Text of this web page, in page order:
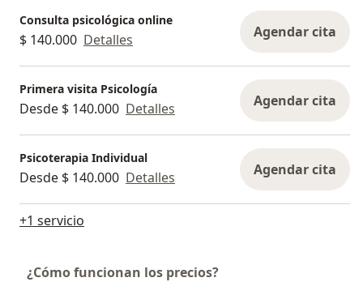
Consulta psicológica online
$ 140.000 Detalles Agendar cita
Primera visita Psicología
Desde $ 140.000 Detalles Agendar cita
Psicoterapia Individual
Desde $ 140.000 Detalles Agendar cita
+1 servicio
¿Cómo funcionan los precios?